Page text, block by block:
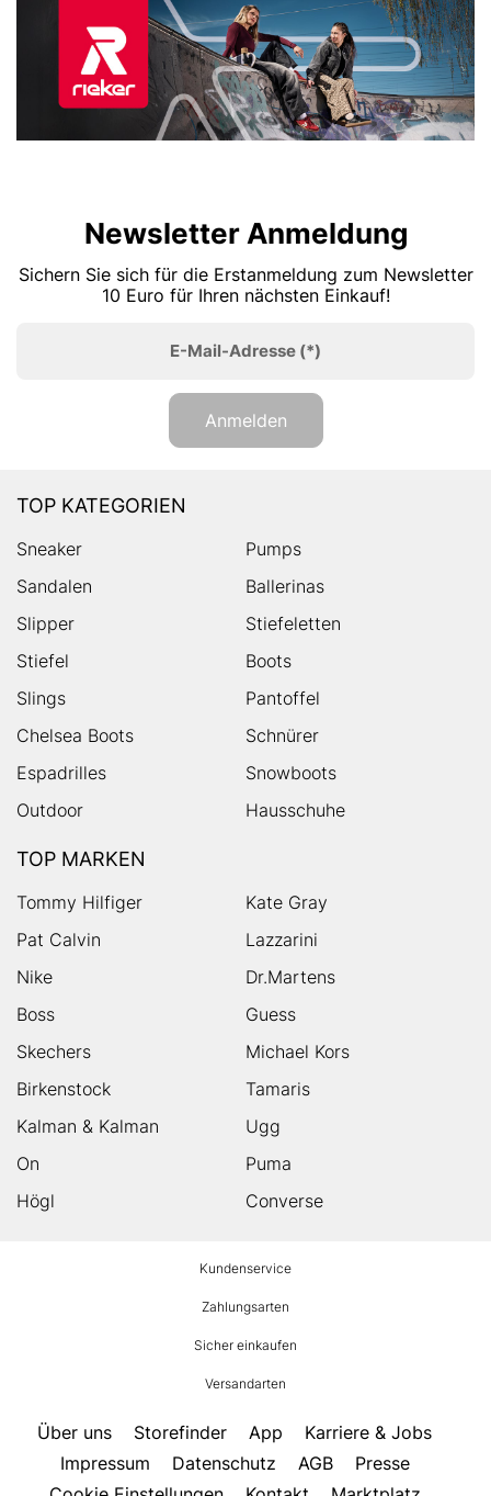
Newsletter Anmeldung
Sichern Sie sich für die Erstanmeldung zum Newsletter
10 Euro für Ihren nächsten Einkauf!
E-Mail-Adresse (*)
Anmelden
TOP KATEGORIEN
Sneaker
Pumps
Sandalen
Ballerinas
Slipper
Stiefeletten
Stiefel
Boots
Slings
Pantoffel
Chelsea Boots
Schnürer
Espadrilles
Snowboots
Outdoor
Hausschuhe
TOP MARKEN
Tommy Hilfiger
Kate Gray
Pat Calvin
Lazzarini
Nike
Dr.Martens
Boss
Guess
Skechers
Michael Kors
Birkenstock
Tamaris
Kalman & Kalman
Ugg
On
Puma
Högl
Converse
Kundenservice
Zahlungsarten
Sicher einkaufen
Versandarten
Über uns Storefinder App
Karriere & Jobs
Impressum
Datenschutz AGB
Presse